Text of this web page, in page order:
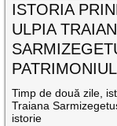
ISTORIA
ULPIA
Timp de două zile,
Traiana
istorie